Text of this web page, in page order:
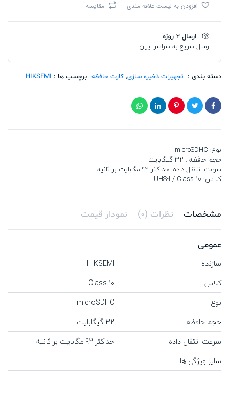
TF-
تعداد
افزودن به لیست علاقه مندی مقایسه
ارسال 2 روزه
ارسال سریع به سراسر ایران
دسته بندی : تجهیزات ذخیره سازی, کارت حافظه برچسب ها : HIKSEMI
نوع: microSDHC
حجم حافظه : 32 گیگابایت
سرعت انتقال داده: حداکثر 92 مگابایت بر ثانیه
کلاس: UHS-I / Class 10
مشخصات نظرات (0) نمودار قیمت
عمومی
سازنده
HIKSEMI
کلاس
Class 10
نوع
microSDHC
حجم حافظه
32 گیگابایت
سرعت انتقال داده
حداکثر 92 مگابایت بر ثانیه
سایر ویژگی ها
-